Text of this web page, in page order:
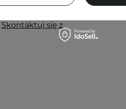
aktualne
Skontaktuj się z